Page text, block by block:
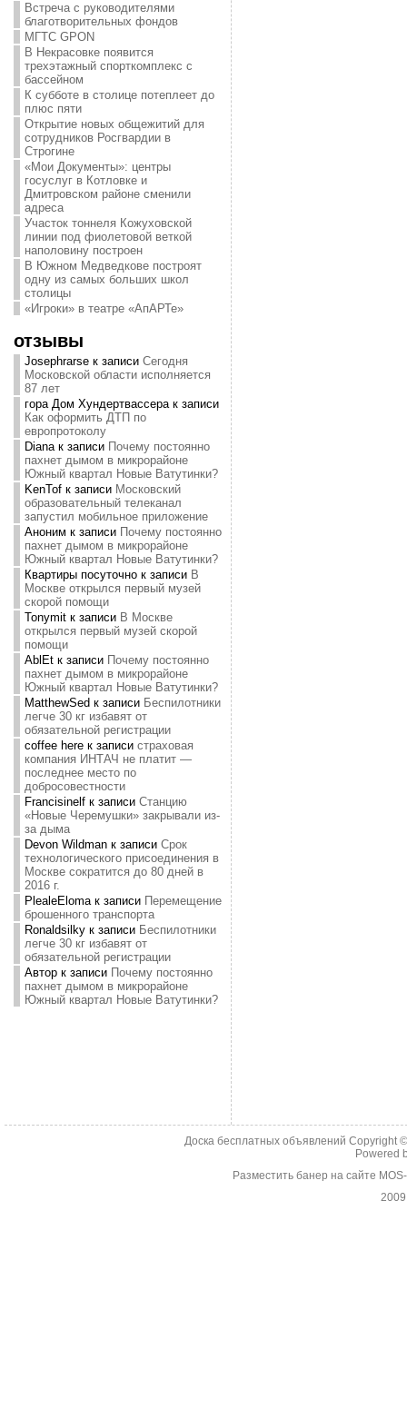
Встреча с руководителями
благотворительных фондов
МГТС GPON
В Некрасовке появится
трехэтажный спорткомплекс с
бассейном
К субботе в столице потеплеет до
плюс пяти
Открытие новых общежитий для
сотрудников Росгвардии в
Строгине
«Мои Документы»: центры
госуслуг в Котловке и
Дмитровском районе сменили
адреса
Участок тоннеля Кожуховской
линии под фиолетовой веткой
наполовину построен
В Южном Медведкове построят
одну из самых больших школ
столицы
«Игроки» в театре «АпАРТе»
отзывы
Josephrarseк записи Сегодня
Московской области исполняется
87 лет
гора Дом Хундертвассерак записи
Как оформить ДТП по
европротоколу
Dianaк записи Почему постоянно
пахнет дымом в микрорайоне
Южный квартал Новые Ватутинки?
KenTofк записи Московский
образовательный телеканал
запустил мобильное приложение
Аноним к записи Почему постоянно
пахнет дымом в микрорайоне
Южный квартал Новые Ватутинки?
Квартиры посуточнок записи В
Москве открылся первый музей
скорой помощи
Tonymitк записи В Москве
открылся первый музей скорой
помощи
AblEtк записи Почему постоянно
пахнет дымом в микрорайоне
Южный квартал Новые Ватутинки?
MatthewSed к записи Беспилотники
легче 30 кг избавят от
обязательной регистрации
coffee hereк записи страховая
компания ИНТАЧ не платит —
последнее место по
добросовестности
Francisinelfк записи Станцию
«Новые Черемушки» закрывали из-
за дыма
Devon Wildmanк записи Срок
технологического присоединения в
Москве сократится до 80 дней в
2016 г.
PlealeElomaк записи Перемещение
брошенного транспорта
Ronaldsilkyк записи Беспилотники
легче 30 кг избавят от
обязательной регистрации
Авторк записи Почему постоянно
пахнет дымом в микрорайоне
Южный квартал Новые Ватутинки?
Доска бесплатных объявлений Copyright
Powered
Разместить банер на сайте